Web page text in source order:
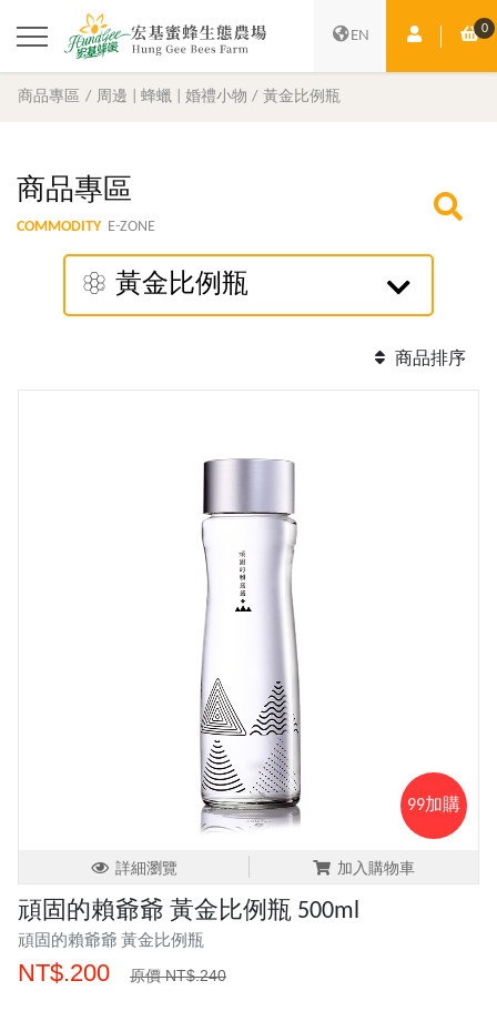
EN 會員中心0
購
商品專區 周邊 | 蜂蠟 | 婚禮小物 黃金比例瓶
商品專區
COMMODITY E-ZONE
黃金比例瓶
商品排序
99加購
詳細瀏覽 加入購物車
頑固的賴爺爺 黃金比例瓶 500ml
頑固的賴爺爺 黃金比例瓶
NT$.200 原價 NT$.240